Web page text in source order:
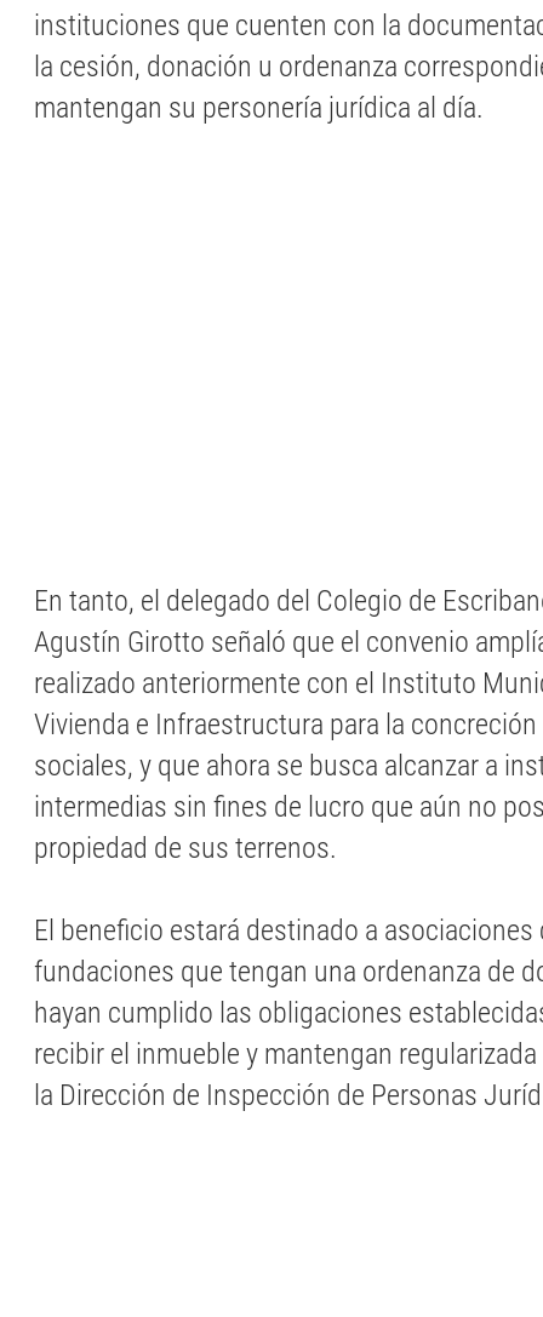
instituciones que cuenten con la
la cesión, donación u ordenanza
mantengan su personería jurídica al día.
En tanto, el delegado del Colegio de
Agustín Girotto señaló que el convenio
realizado anteriormente con el Instituto
Vivienda e Infraestructura para la
sociales, y que ahora se busca alcanzar a
intermedias sin fines de lucro que aún no
propiedad de sus terrenos.
El beneficio estará destinado a asociaciones
fundaciones que tengan una ordenanza de
hayan cumplido las obligaciones
recibir el inmueble y mantengan
la Dirección de Inspección de Personas